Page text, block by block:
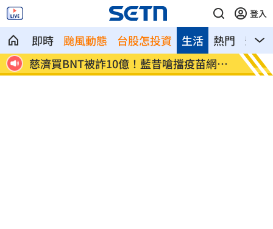
登入
即時 颱風動態 台股怎投資 熱門 影音
生活
元
慈濟買BNT被詐10億！藍昔嗆擋疫苗網朝
聖
它躋
元